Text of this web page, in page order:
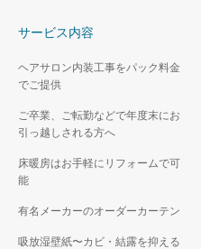
（15坪・マンション一
室）
サービス内容
ヘアサロン内装工事をパック料金
でご提供
ご卒業、ご転勤などで年度末にお
引っ越しされる方へ
床暖房はお手軽にリフォームで可
能
有名メーカーのオーダーカーテン
吸放湿壁紙〜カビ・結露を抑える